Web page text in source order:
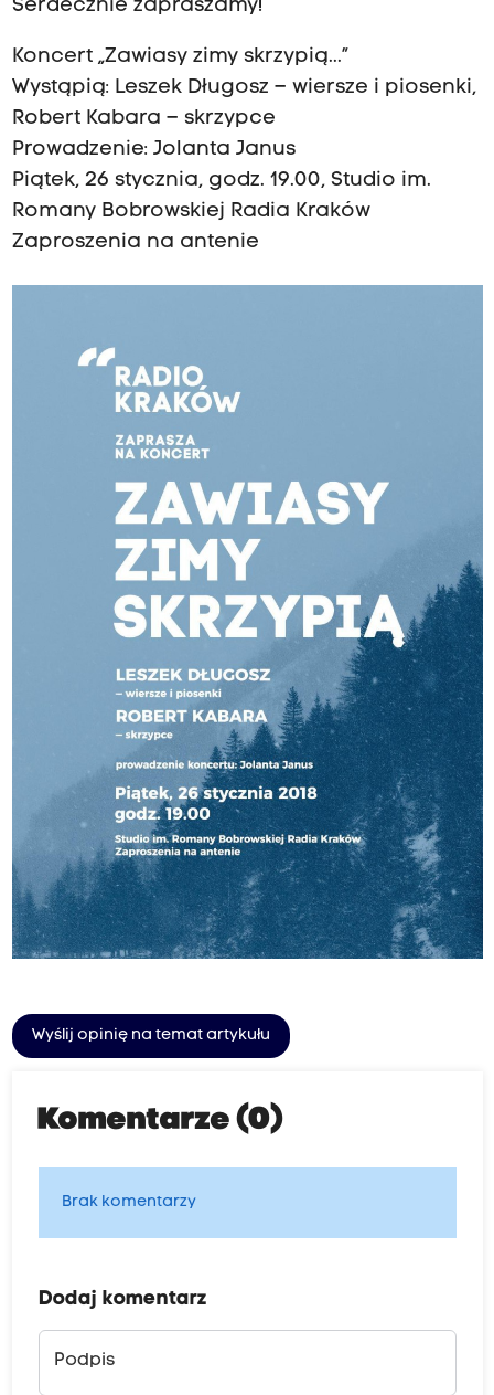
Serdecznie zapraszamy!
Koncert „Zawiasy zimy skrzypią...”
Wystąpią: Leszek Długosz – wiersze i piosenki,
Robert Kabara – skrzypce
Prowadzenie: Jolanta Janus
Piątek, 26 stycznia, godz. 19.00, Studio im.
Romany Bobrowskiej Radia Kraków
Zaproszenia na antenie
Wyślij opinię na temat artykułu
Komentarze (0)
Brak komentarzy
Dodaj komentarz
Podpis